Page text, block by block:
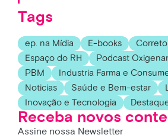
Tags
ep. na Mídia E-books
Espaço do RH
Podcast
PBM
Industria Farma e
Noticias
Saúde e Bem-estar
Inovação e Tecnologia
Receba novos
Assine nossa Newsletter